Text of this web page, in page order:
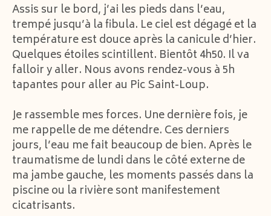
Assis sur le bord, j’ai les pieds dans l’eau,
trempé jusqu’à la fibula. Le ciel est dégagé et la
température est douce après la canicule d’hier.
Quelques étoiles scintillent. Bientôt 4h50. Il va
falloir y aller. Nous avons rendez-vous à 5h
tapantes pour aller au Pic Saint-Loup.
Je rassemble mes forces. Une dernière fois, je
me rappelle de me détendre. Ces derniers
jours, l’eau me fait beaucoup de bien. Après le
traumatisme de lundi dans le côté externe de
ma jambe gauche, les moments passés dans la
piscine ou la rivière sont manifestement
cicatrisants.